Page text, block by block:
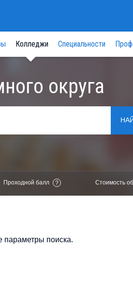
Колледжи Специальности
округа
Проходной балл ? Стоимость
параметры поиска.